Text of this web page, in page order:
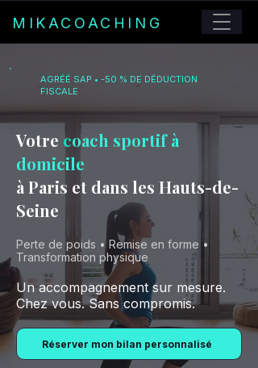
MIKACOACHING
AGRÉÉ SAP • -50 % DE DÉDUCTION
FISCALE
Votre coach sportif à
domicile
à Paris et dans les Hauts-de-
Seine
Perte de poids • Remise en forme •
Transformation physique
Un accompagnement sur mesure.
Chez vous. Sans compromis.
Réserver mon bilan personnalisé